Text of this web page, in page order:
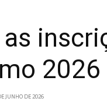
2026
JUNHO DE 2026